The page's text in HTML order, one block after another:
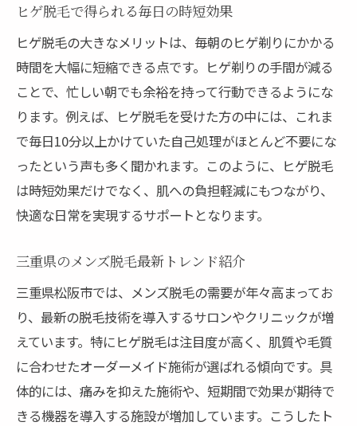
ヒゲ脱毛で得られる毎日の時短効果
ヒゲ脱毛の大きなメリットは、毎朝のヒゲ剃りにかかる
時間を大幅に短縮できる点です。ヒゲ剃りの手間が減る
ことで、忙しい朝でも余裕を持って行動できるようにな
ります。例えば、ヒゲ脱毛を受けた方の中には、これま
で毎日10分以上かけていた自己処理がほとんど不要にな
ったという声も多く聞かれます。このように、ヒゲ脱毛
は時短効果だけでなく、肌への負担軽減にもつながり、
快適な日常を実現するサポートとなります。
三重県のメンズ脱毛最新トレンド紹介
三重県松阪市では、メンズ脱毛の需要が年々高まってお
り、最新の脱毛技術を導入するサロンやクリニックが増
えています。特にヒゲ脱毛は注目度が高く、肌質や毛質
に合わせたオーダーメイド施術が選ばれる傾向です。具
体的には、痛みを抑えた施術や、短期間で効果が期待で
きる機器を導入する施設が増加しています。こうしたト